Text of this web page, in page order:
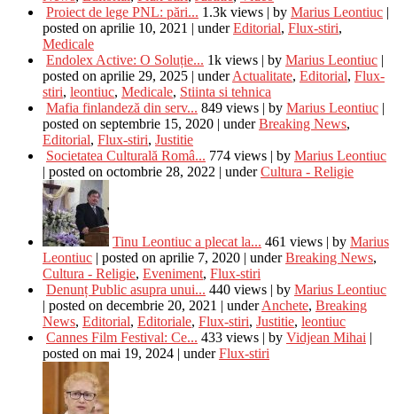
Proiect de lege PNL: pări... 1.3k views | by Marius Leontiuc |
posted on aprilie 10, 2021 | underEditorial, Flux-stiri,
Medicale
Endolex Active: O Soluție... 1k views | by Marius Leontiuc |
posted on aprilie 29, 2025 | underActualitate, Editorial, Flux-
stiri, leontiuc, Medicale, Stiinta si tehnica
Mafia finlandeză din serv... 849 views | by Marius Leontiuc |
posted on septembrie 15, 2020 | underBreaking News,
Editorial, Flux-stiri, Justitie
Societatea Culturală Româ... 774 views | by Marius Leontiuc
| posted on octombrie 28, 2022 | underCultura - Religie
Tinu Leontiuc a plecat la... 461 views | by Marius
Leontiuc | posted on aprilie 7, 2020 | underBreaking News,
Cultura - Religie, Eveniment, Flux-stiri
Denunț Public asupra unui... 440 views | by Marius Leontiuc
| posted on decembrie 20, 2021 | underAnchete, Breaking
News, Editorial, Editoriale, Flux-stiri, Justitie, leontiuc
Cannes Film Festival: Ce... 433 views | by Vidjean Mihai |
posted on mai 19, 2024 | underFlux-stiri